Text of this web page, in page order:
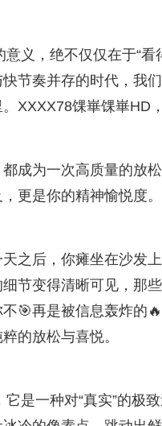
义，绝不仅仅在于“
节奏并存的时代，我
XXXX78馃崋馃崋HD
成为一次高质量的放
更是你的精神愉悦度。
之后，你瘫坐在沙发
节变得清晰可见，那
🎯再是被信息轰炸的
的放松与喜悦。
是一种对“真实”的极